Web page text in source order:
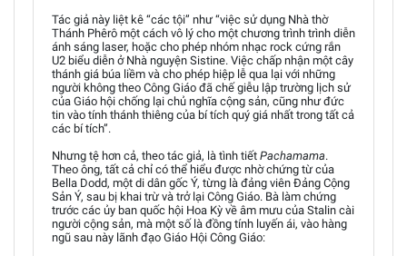
Tác giả này liệt kê “các tội” như “việc sử dụng Nhà thờ
Thánh Phêrô một cách vô lý cho một chương trình trình diễn
ánh sáng laser, hoặc cho phép nhóm nhạc rock cứng rắn
U2 biểu diễn ở Nhà nguyện Sistine. Việc chấp nhận một cây
thánh giá búa liềm và cho phép hiệp lễ qua lại với những
người không theo Công Giáo đã chế giễu lập trường lịch sử
của Giáo hội chống lại chủ nghĩa cộng sản, cũng như đức
tin vào tính thánh thiêng của bí tích quý giá nhất trong tất cả
các bí tích”.
Nhưng tệ hơn cả, theo tác giả, là tình tiết Pachamama.
Theo ông, tất cả chỉ có thể hiểu được nhờ chứng từ của
Bella Dodd, một di dân gốc Ý, từng là đảng viên Đảng Cộng
Sản Ý, sau bị khai trừ và trở lại Công Giáo. Bà làm chứng
trước các ủy ban quốc hội Hoa Kỳ về âm mưu của Stalin cài
người cộng sản, mà một số là đồng tính luyến ái, vào hàng
ngũ sau này lãnh đạo Giáo Hội Công Giáo: